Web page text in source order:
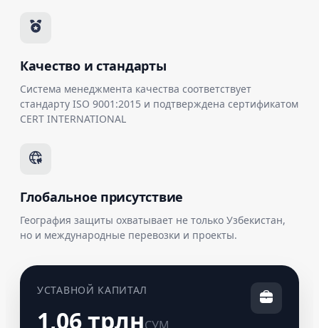
Качество и стандарты
Система менеджмента качества соответствует
стандарту ISO 9001:2015 и подтверждена сертификатом
CERT INTERNATIONAL
Глобальное присутствие
География защиты охватывает не только Узбекистан,
но и международные перевозки и проекты.
УСТАВНОЙ КАПИТАЛ
1,06 трлн